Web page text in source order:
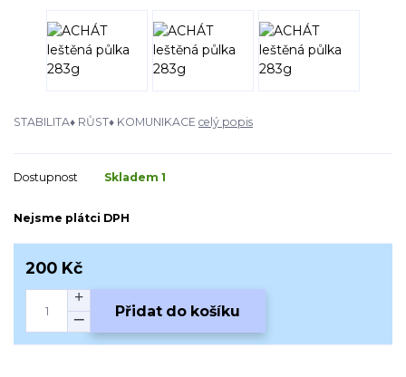
STABILITA♦ RŮST♦ KOMUNIKACE celý popis
Dostupnost Skladem 1
Nejsme plátci DPH
200 Kč
Přidat do košíku